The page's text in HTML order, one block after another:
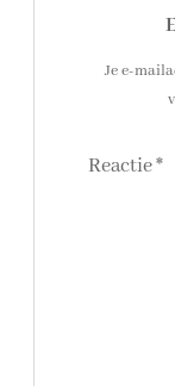
Je e-
Reactie*